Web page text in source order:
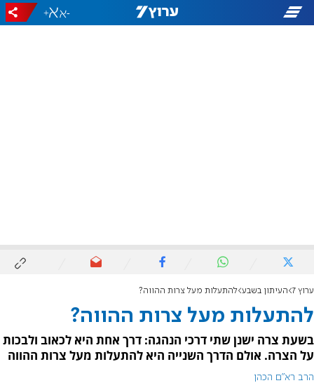
-
+
ערוץ 7 העיתון בשבע להתעלות מעל צרות ההווה?
להתעלות מעל צרות ההווה?
בשעת צרה ישנן שתי דרכי הנהגה: דרך אחת היא לכאוב ולבכות
על הצרה. אולם הדרך השנייה היא להתעלות מעל צרות ההווה
הרב רא"ם הכהן